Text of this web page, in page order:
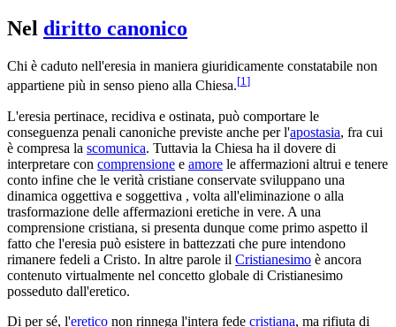
Nel diritto canonico
Chi è caduto nell'eresia in maniera giuridicamente constatabile non
appartiene più in senso pieno alla Chiesa.[1]
L'eresia pertinace, recidiva e ostinata, può comportare le
conseguenza penali canoniche previste anche per l'apostasia, fra cui
è compresa la scomunica. Tuttavia la Chiesa ha il dovere di
interpretare con comprensione e amore le affermazioni altrui e tenere
conto infine che le verità cristiane conservate sviluppano una
dinamica oggettiva e soggettiva , volta all'eliminazione o alla
trasformazione delle affermazioni eretiche in vere. A una
comprensione cristiana, si presenta dunque come primo aspetto il
fatto che l'eresia può esistere in battezzati che pure intendono
rimanere fedeli a Cristo. In altre parole il Cristianesimo è ancora
contenuto virtualmente nel concetto globale di Cristianesimo
posseduto dall'eretico.
Di per sé, l'eretico non rinnega l'intera fede cristiana, ma rifiuta di